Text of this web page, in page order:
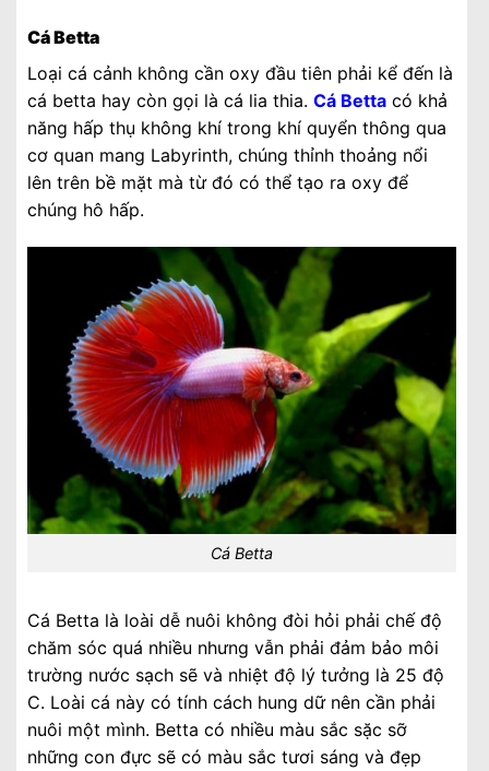
Cá Betta
Loại cá cảnh không cần oxy đầu tiên phải kể đến là
cá betta hay còn gọi là cá lia thia. Cá Betta có khả
năng hấp thụ không khí trong khí quyển thông qua
cơ quan mang Labyrinth, chúng thỉnh thoảng nổi
lên trên bề mặt mà từ đó có thể tạo ra oxy để
chúng hô hấp.
Cá Betta
Cá Betta là loài dễ nuôi không đòi hỏi phải chế độ
chăm sóc quá nhiều nhưng vẫn phải đảm bảo môi
trường nước sạch sẽ và nhiệt độ lý tưởng là 25 độ
C. Loài cá này có tính cách hung dữ nên cần phải
nuôi một mình. Betta có nhiều màu sắc sặc sỡ
những con đực sẽ có màu sắc tươi sáng và đẹp